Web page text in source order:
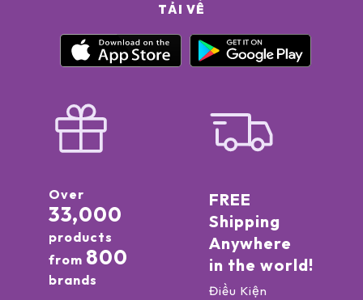
TẢI VỀ
Over
33,000
products
from 800
brands
FREE
Shipping
Anywhere
in the world!
Điều Kiện